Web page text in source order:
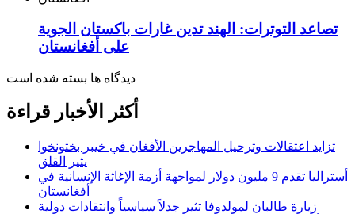
تصاعد التوترات: الهند تدين غارات باكستان الجوية
على أفغانستان
دیدگاه ها بسته شده است
أكثر الأخبار قراءة
تزايد اعتقالات وترحيل المهاجرين الأفغان في خيبر بختونخوا
يثير القلق
أستراليا تقدم 9 مليون دولار لمواجهة أزمة الإغاثة الإنسانية في
أفغانستان
زيارة طالبان لمولدوفا تثير جدلاً سياسياً وانتقادات دولية